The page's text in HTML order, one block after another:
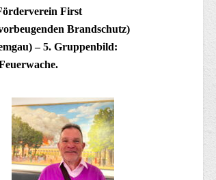
First
Brandschutz)
– 5. Gruppenbild: